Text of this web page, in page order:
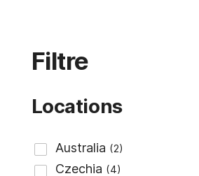
Filtre
Locations